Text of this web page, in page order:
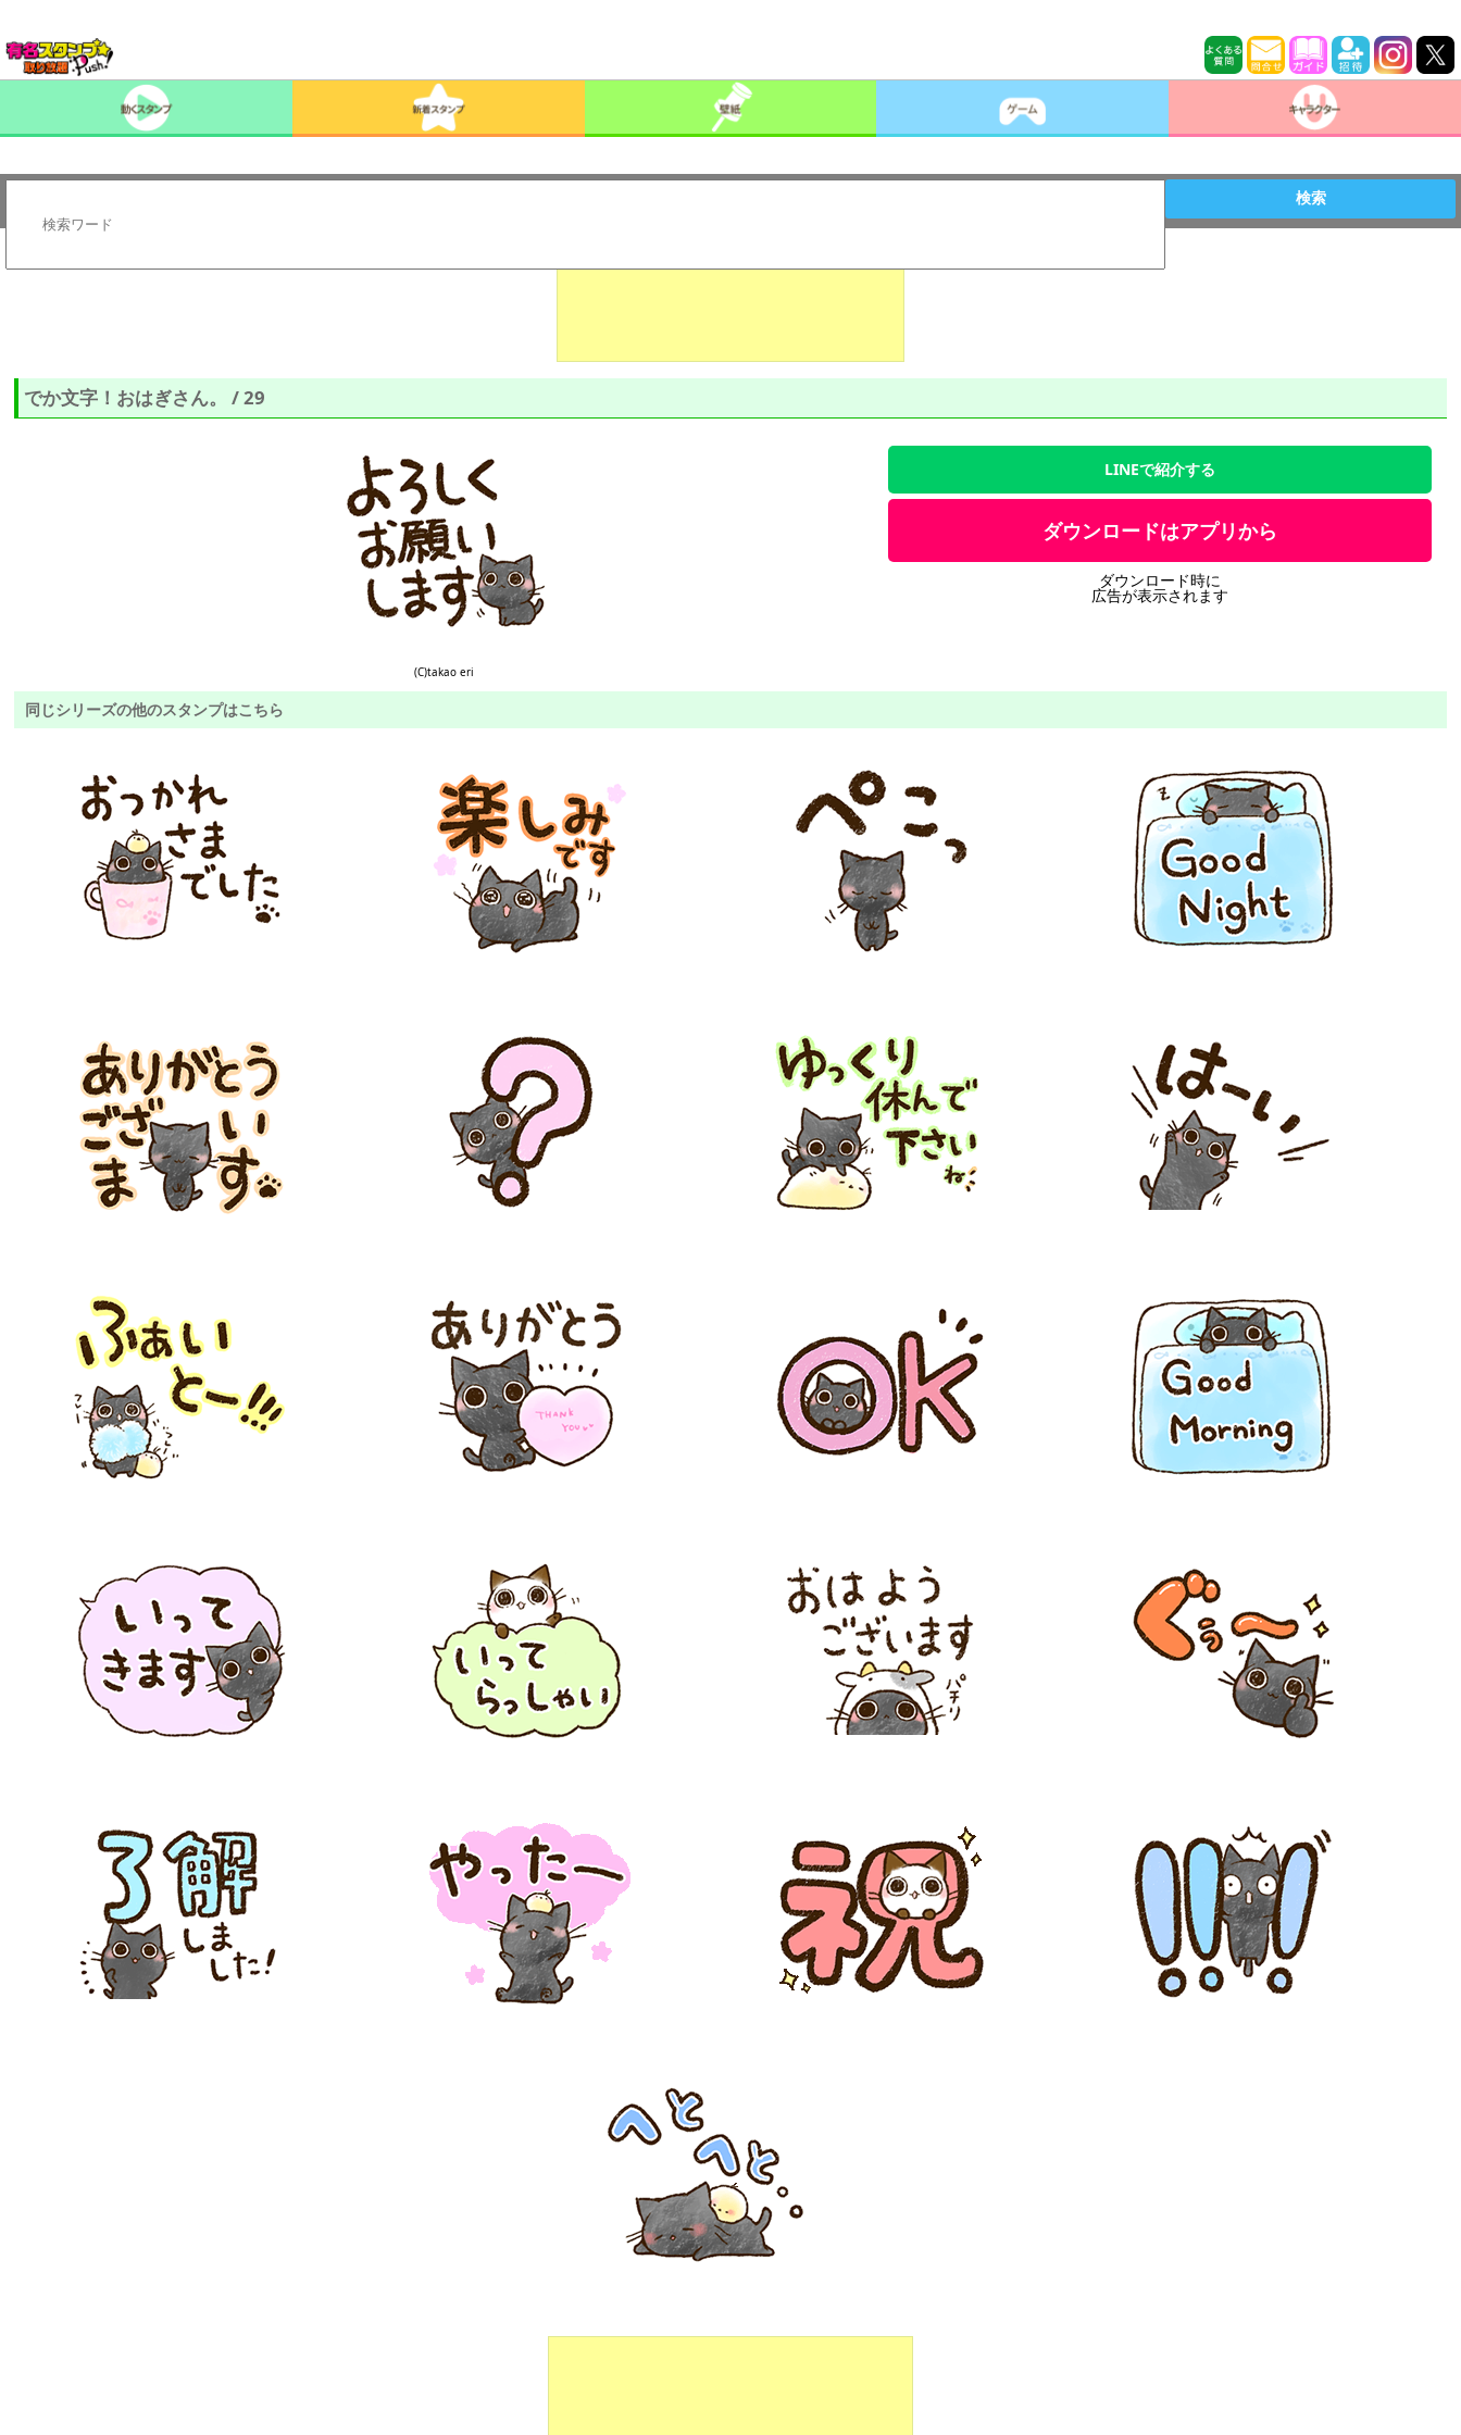
検索
でか文字！おはぎさん。 / 29
(C)takao eri
LINEで紹介する
ダウンロードはアプリから
ダウンロード時に
広告が表示されます
同じシリーズの他のスタンプはこちら